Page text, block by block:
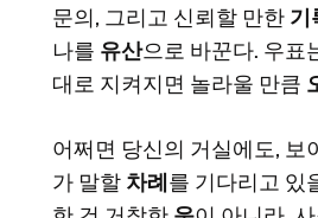
문의, 그리고 신뢰할 만한 기
나를 유산으로 바꾼다. 우표
대로 지켜지면 놀라울 만큼
어쩌면 당신의 거실에도, 보
가 말할 차례 를 기다리고 있